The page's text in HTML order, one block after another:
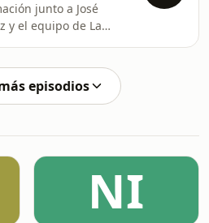
junto a José
y el equipo de La
episodios
NI